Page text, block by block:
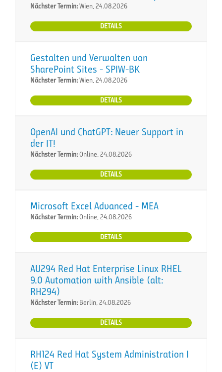
Nächster Termin:Wien, 24.08.2026
DETAILS
Gestalten und Verwalten von
SharePoint Sites - SPIW-BK
Nächster Termin:Wien, 24.08.2026
DETAILS
OpenAI und ChatGPT: Neuer Support in
der IT!
Nächster Termin:Online, 24.08.2026
DETAILS
Microsoft Excel Advanced - MEA
Nächster Termin:Online, 24.08.2026
DETAILS
AU294 Red Hat Enterprise Linux RHEL
9.0 Automation with Ansible (alt:
RH294)
Nächster Termin: Berlin, 24.08.2026
DETAILS
RH124 Red Hat System Administration I
(E) VT